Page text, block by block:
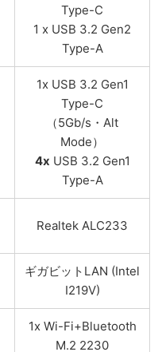
Type-C
1 x USB 3.2 Gen2
Type-A
1x USB 3.2 Gen1
Type-C
（5Gb/s・Alt
Mode）
4x USB 3.2 Gen1
Type-A
Realtek ALC233
ギガビットLAN (Intel
I219V)
1x Wi-Fi+Bluetooth
M.2 2230